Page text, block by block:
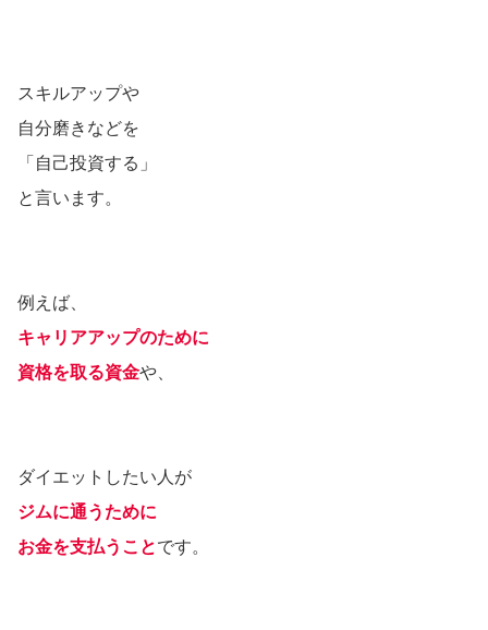
スキルアップや
自分磨きなどを
「自己投資する」
と言います。
例えば、
キャリアアップのために
資格を取る資金や、
ダイエットしたい人が
ジムに通うために
お金を支払うことです。